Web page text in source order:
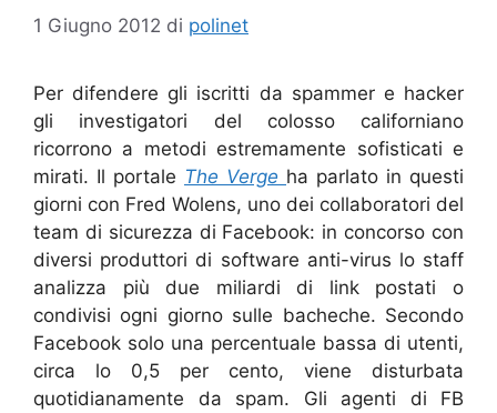
1 Giugno 2012 di polinet
Per difendere gli iscritti da spammer e hacker
gli investigatori del colosso californiano
ricorrono a metodi estremamente sofisticati e
mirati. Il portale The Verge ha parlato in questi
giorni con Fred Wolens, uno dei collaboratori del
team di sicurezza di Facebook: in concorso con
diversi produttori di software anti-virus lo staff
analizza più due miliardi di link postati o
condivisi ogni giorno sulle bacheche. Secondo
Facebook solo una percentuale bassa di utenti,
circa lo 0,5 per cento, viene disturbata
quotidianamente da spam. Gli agenti di FB